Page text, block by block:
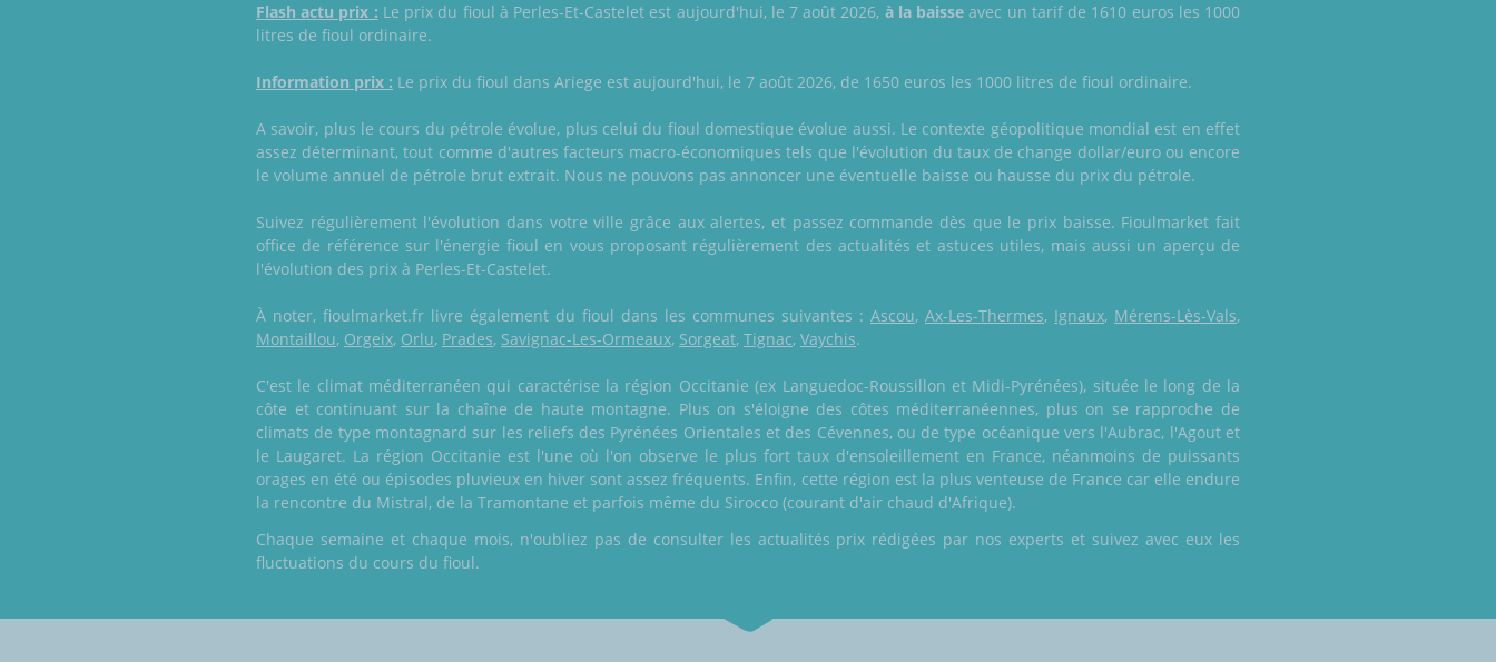
Flash actu prix : Le prix du fioul à Perles-Et-Castelet est aujourd'hui, le 7 août 2026, à la baisse avec un tarif de 1610 euros les 1000
litres de fioul ordinaire.
Information prix : Le prix du fioul dans Ariege est aujourd'hui, le 7 août 2026, de 1650 euros les 1000 litres de fioul ordinaire.
A savoir, plus le cours du pétrole évolue, plus celui du fioul domestique évolue aussi. Le contexte géopolitique mondial est en effet
assez déterminant, tout comme d'autres facteurs macro-économiques tels que l'évolution du taux de change dollar/euro ou encore
le volume annuel de pétrole brut extrait. Nous ne pouvons pas annoncer une éventuelle baisse ou hausse du prix du pétrole.
Suivez régulièrement l'évolution dans votre ville grâce aux alertes, et passez commande dès que le prix baisse. Fioulmarket fait
office de référence sur l'énergie fioul en vous proposant régulièrement des actualités et astuces utiles, mais aussi un aperçu de
l'évolution des prix à Perles-Et-Castelet.
À noter, fioulmarket.fr livre également du fioul dans les communes suivantes : Ascou, Ax-Les-Thermes, Ignaux, Mérens-Lès-Vals,
Montaillou, Orgeix, Orlu, Prades, Savignac-Les-Ormeaux, Sorgeat, Tignac, Vaychis.
C'est le climat méditerranéen qui caractérise la région Occitanie (ex Languedoc-Roussillon et Midi-Pyrénées), située le long de la
côte et continuant sur la chaîne de haute montagne. Plus on s'éloigne des côtes méditerranéennes, plus on se rapproche de
climats de type montagnard sur les reliefs des Pyrénées Orientales et des Cévennes, ou de type océanique vers l'Aubrac, l'Agout et
le Laugaret. La région Occitanie est l'une où l'on observe le plus fort taux d'ensoleillement en France, néanmoins de puissants
orages en été ou épisodes pluvieux en hiver sont assez fréquents. Enfin, cette région est la plus venteuse de France car elle endure
la rencontre du Mistral, de la Tramontane et parfois même du Sirocco (courant d'air chaud d'Afrique).
Chaque semaine et chaque mois, n'oubliez pas de consulter les actualités prix rédigées par nos experts et suivez avec eux les
fluctuations du cours du fioul.